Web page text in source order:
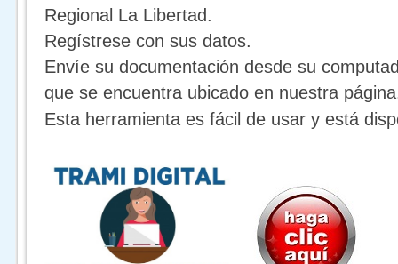
Regional La Libertad.
Regístrese con sus datos.
Envíe su documentación desde su
que se encuentra ubicado en nuestra
Esta herramienta es fácil de usar y está